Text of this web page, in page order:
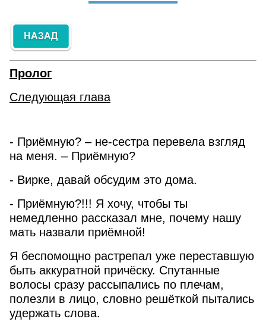
Славянское фэнтези
Постапокалипсис
ЛитРПГ
Уся (Wuxia)
Грибоедов А.С.
Салтыков-Щедрин М.Е.
Толстой Л.Н.
Куприн А.И.
Лесков Н.С.
Название:
Артикул:
Выберите категорию:
Производитель:
Результатов на странице:
Пролог
Следующая глава
- Приёмную? – не-сестра перевела взгляд
на меня. – Приёмную?
- Вирке, давай обсудим это дома.
- Приёмную?!!! Я хочу, чтобы ты
немедленно рассказал мне, почему нашу
мать назвали приёмной!
Я беспомощно растрепал уже переставшую
быть аккуратной причёску. Спутанные
волосы сразу рассыпались по плечам,
полезли в лицо, словно решёткой пытались
удержать слова.